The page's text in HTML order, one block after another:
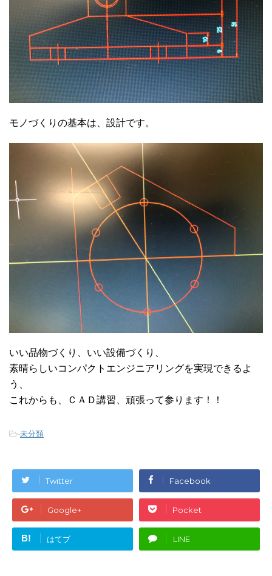
モノづくりの基本は、設計です。
いい品物づくり、いい設備づくり、
素晴らしいコンパクトエンジニアリングを実現できるよ
う、
これからも、ＣＡＤ講習、頑張って参ります！！
-未分類
Twitter Facebook
Google+ Pocket
B! はてブ LINE